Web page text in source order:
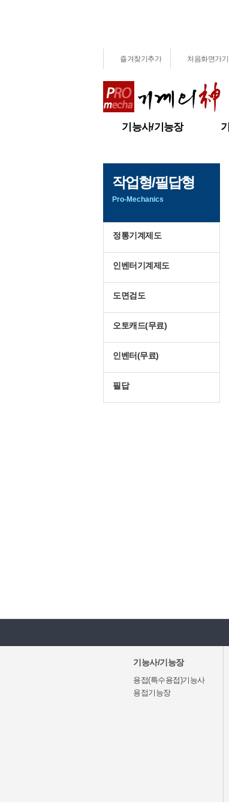
즐겨찾기추가 처음화면가기
기능사/기능장
작업형/필답형
Pro-Mechanics
정통기계제도
인벤터기계제도
도면검도
오토캐드(무료)
인벤터(무료)
필답
기능사/기능장
용접(특수용접)기능사
용접기능장